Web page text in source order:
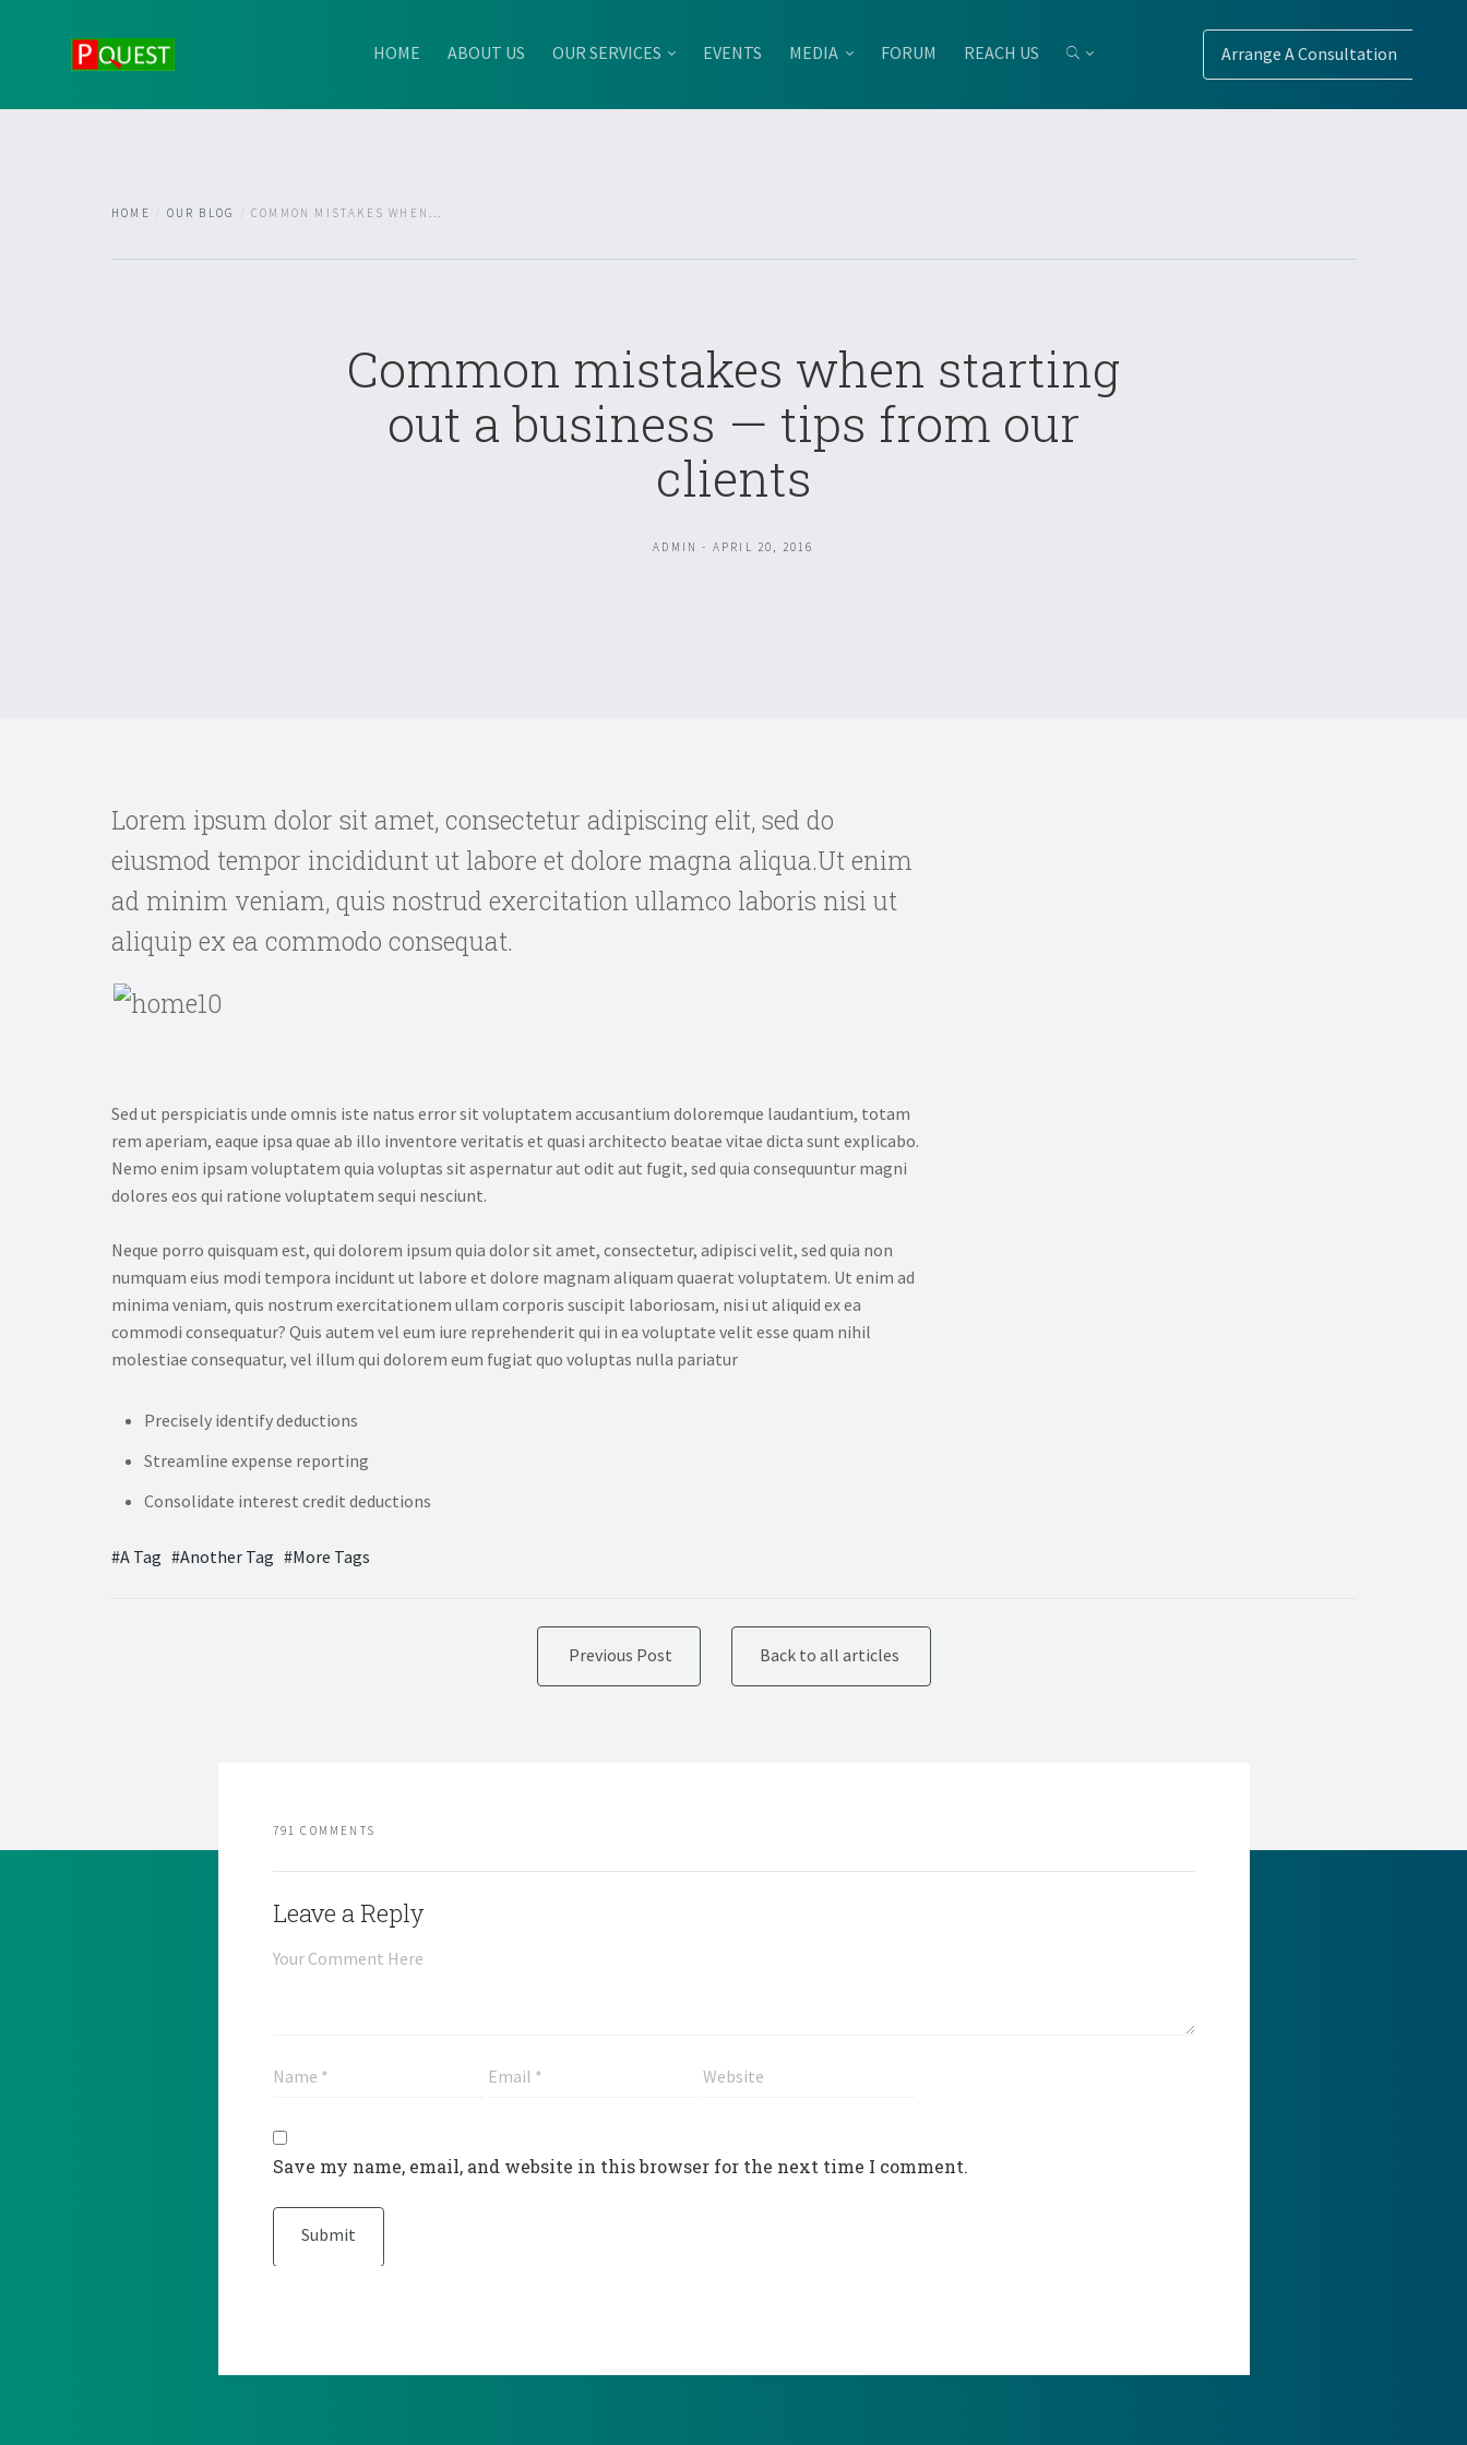
HOME ABOUT US OUR SERVICES EVENTS MEDIA FORUM REACH US Arrange A Consultation
HOME OUR BLOG COMMON MISTAKES WHEN...
Common mistakes when starting
out a business — tips from our
clients
ADMIN - APRIL 20, 2016
Lorem ipsum dolor sit amet, consectetur adipiscing elit, sed do
eiusmod tempor incididunt ut labore et dolore magna aliqua.Ut enim
ad minim veniam, quis nostrud exercitation ullamco laboris nisi ut
aliquip ex ea commodo consequat.
Sed ut perspiciatis unde omnis iste natus error sit voluptatem accusantium doloremque laudantium, totam
rem aperiam, eaque ipsa quae ab illo inventore veritatis et quasi architecto beatae vitae dicta sunt explicabo.
Nemo enim ipsam voluptatem quia voluptas sit aspernatur aut odit aut fugit, sed quia consequuntur magni
dolores eos qui ratione voluptatem sequi nesciunt.
Neque porro quisquam est, qui dolorem ipsum quia dolor sit amet, consectetur, adipisci velit, sed quia non
numquam eius modi tempora incidunt ut labore et dolore magnam aliquam quaerat voluptatem. Ut enim ad
minima veniam, quis nostrum exercitationem ullam corporis suscipit laboriosam, nisi ut aliquid ex ea
commodi consequatur? Quis autem vel eum iure reprehenderit qui in ea voluptate velit esse quam nihil
molestiae consequatur, vel illum qui dolorem eum fugiat quo voluptas nulla pariatur
Precisely identify deductions
Streamline expense reporting
Consolidate interest credit deductions
A Tag Another Tag More Tags
Previous Post Back to all articles
791 COMMENTS
Leave a Reply
Save my name, email, and website in this browser for the next time I comment.